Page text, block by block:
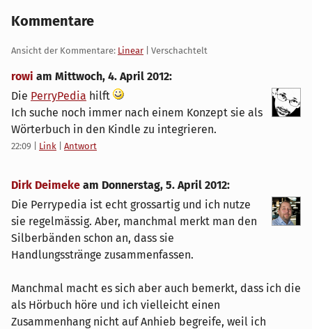
Kommentare
Ansicht der Kommentare: Linear | Verschachtelt
rowi am Mittwoch, 4. April 2012:
Die PerryPedia hilft
Ich suche noch immer nach einem Konzept sie als
Wörterbuch in den Kindle zu integrieren.
22:09 Link Antwort
Dirk Deimeke am Donnerstag, 5. April 2012:
Die Perrypedia ist echt grossartig und ich nutze
sie regelmässig. Aber, manchmal merkt man den
Silberbänden schon an, dass sie
Handlungsstränge zusammenfassen.
Manchmal macht es sich aber auch bemerkt, dass ich die
als Hörbuch höre und ich vielleicht einen
Zusammenhang nicht auf Anhieb begreife, weil ich